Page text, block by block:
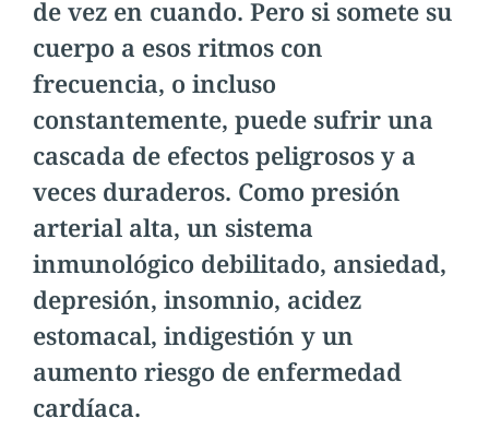
de vez en cuando. Pero si somete su
cuerpo a esos ritmos con
frecuencia, o incluso
constantemente, puede sufrir una
cascada de efectos peligrosos y a
veces duraderos. Como presión
arterial alta, un sistema
inmunológico debilitado, ansiedad,
depresión, insomnio, acidez
estomacal, indigestión y un
aumento riesgo de enfermedad
cardíaca.